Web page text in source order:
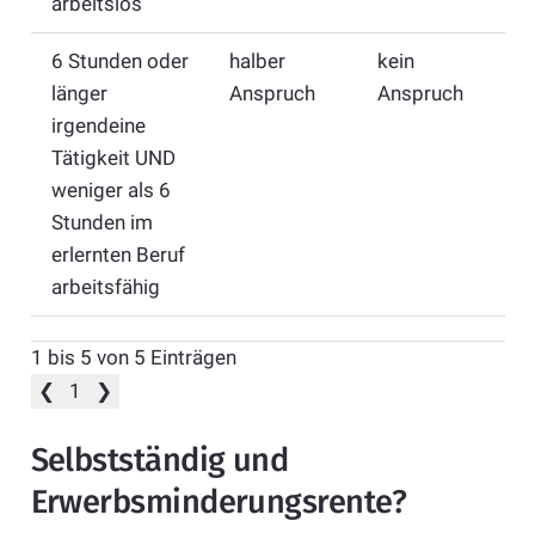
6 Stunden oder
länger
irgendeine
Tätigkeit UND
weniger als 6
Stunden im
erlernten Beruf
arbeitsfähig
halber
Anspruch
kein
Anspruch
1 bis 5 von 5 Einträgen
❮
1 ❯
Selbstständig und
Erwerbsminderungsrente?